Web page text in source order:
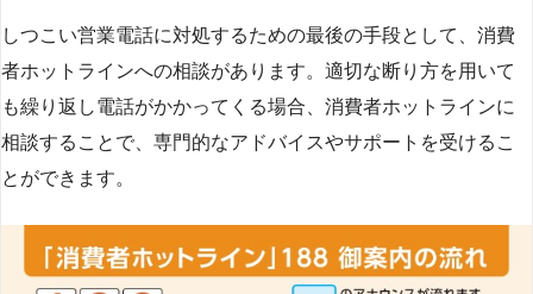
しつこい営業電話に対処するための最後の手段として、消費
者ホットラインへの相談があります。適切な断り方を用いて
も繰り返し電話がかかってくる場合、消費者ホットラインに
相談することで、専門的なアドバイスやサポートを受けるこ
とができます​​。